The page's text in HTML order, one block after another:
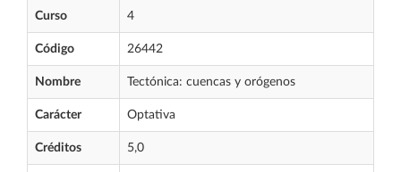
Curso 4
Código 26442
Nombre Tectónica: cuencas y orógenos
Carácter Optativa
Créditos 5,0